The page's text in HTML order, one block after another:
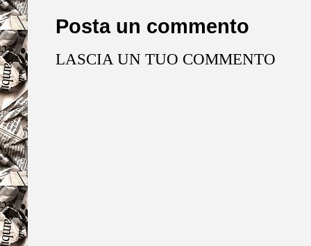
Posta un commento
LASCIA UN TUO COMMENTO